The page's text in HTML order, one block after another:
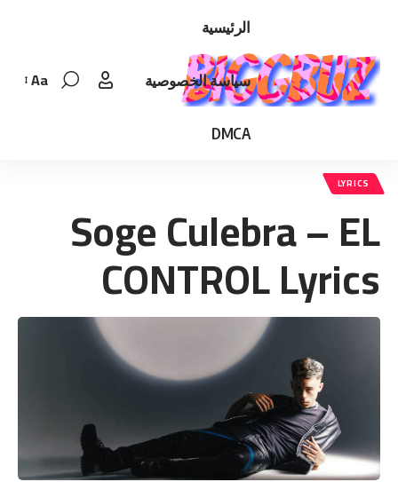
الرئيسية
سياسة الخصوصية
DMCA
Font
Aa
LYRICS
Soge Culebra – EL
CONTROL Lyrics